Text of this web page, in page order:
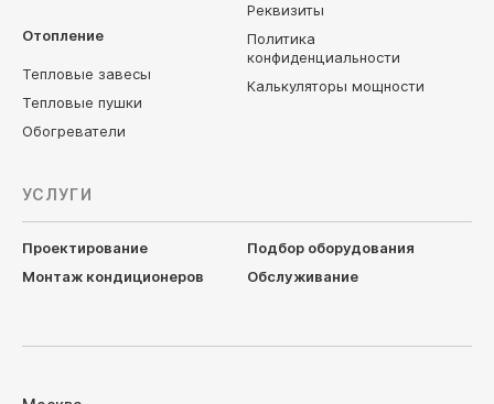
Отопление
Тепловые завесы
Тепловые пушки
Обогреватели
Реквизиты
Политика
конфиденциальности
Калькуляторы мощности
УСЛУГИ
Проектирование
Подбор оборудования
Монтаж кондиционеров
Обслуживание